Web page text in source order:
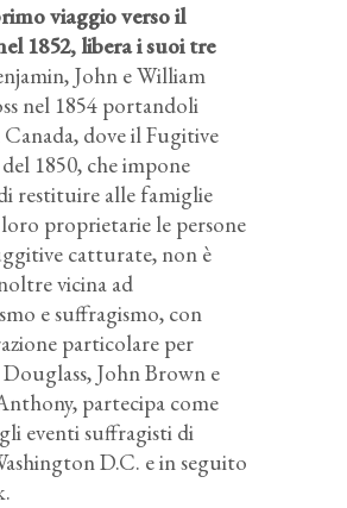
viaggio verso il
1852, libera i suoi tre
John e William
nel 1854 portandoli
dove il Fugitive
1850, che impone
restituire alle famiglie
loro proprietarie le persone
catturate, non è
vicina ad
e suffragismo, con
particolare per
John Brown e
partecipa come
eventi suffragisti di
D.C. e in seguito